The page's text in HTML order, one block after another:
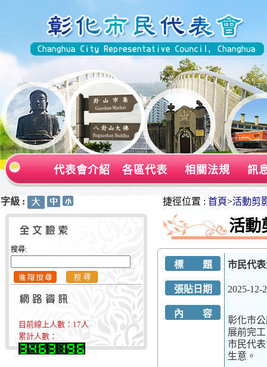
代表會介紹 各區代表 相關法規 訊
字級 :
搜尋:
目前線上人數： 17人
累計人數：
捷徑位置 : 首頁>活動剪
活動
標 題 市民代
張貼日期 2025-12-
內 容
彰化市
展前完
市民代
生意。